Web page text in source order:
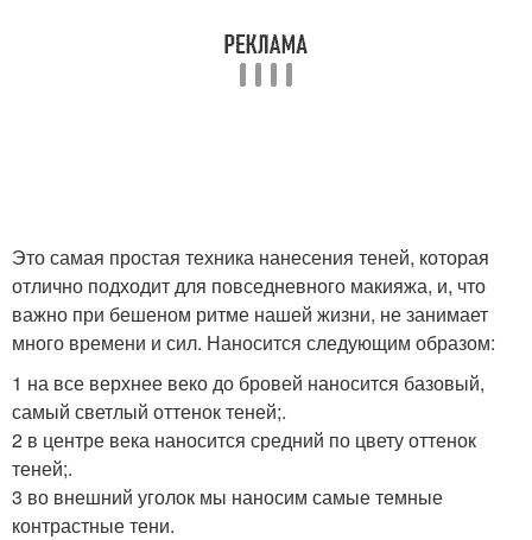
Это самая простая техника нанесения теней, которая
отлично подходит для повседневного макияжа, и, что
важно при бешеном ритме нашей жизни, не занимает
много времени и сил. Наносится следующим образом:
1 на все верхнее веко до бровей наносится базовый,
самый светлый оттенок теней;.
2 в центре века наносится средний по цвету оттенок
теней;.
3 во внешний уголок мы наносим самые темные
контрастные тени.